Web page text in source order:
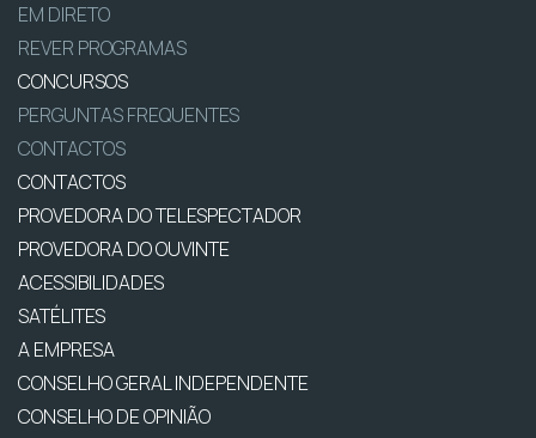
EM DIRETO
REVER PROGRAMAS
CONCURSOS
PERGUNTAS FREQUENTES
CONTACTOS
CONTACTOS
PROVEDORA DO TELESPECTADOR
PROVEDORA DO OUVINTE
ACESSIBILIDADES
SATÉLITES
A EMPRESA
CONSELHO GERAL INDEPENDENTE
CONSELHO DE OPINIÃO